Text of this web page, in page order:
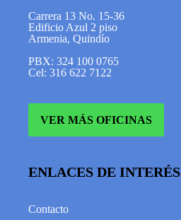
Carrera 13 No. 15-36
Edificio Azul 2 piso
Armenia, Quindío
PBX: 324 100 0765
Cel: 316 622 7122
VER MÁS OFICINAS
ENLACES DE INTERÉS
Contacto